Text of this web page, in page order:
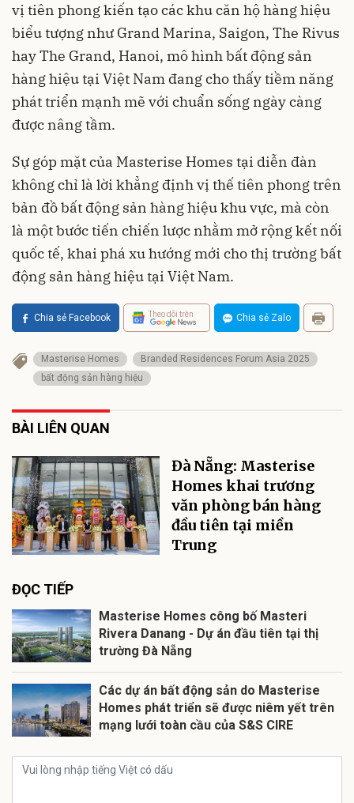
vị tiên phong kiến tạo các khu căn hộ hàng hiệu
biểu tượng như Grand Marina, Saigon, The Rivus
hay The Grand, Hanoi, mô hình bất động sản
hàng hiệu tại Việt Nam đang cho thấy tiềm năng
phát triển mạnh mẽ với chuẩn sống ngày càng
được nâng tầm.
Sự góp mặt của Masterise Homes tại diễn đàn
không chỉ là lời khẳng định vị thế tiên phong trên
bản đồ bất động sản hàng hiệu khu vực, mà còn
là một bước tiến chiến lược nhằm mở rộng kết nối
quốc tế, khai phá xu hướng mới cho thị trường bất
động sản hàng hiệu tại Việt Nam.
Chia sẻ Facebook Theo dõi trên Chia sẻ Zalo
Masterise Homes
Branded Residences Forum Asia 2025
bất động sản hàng hiệu
BÀI LIÊN QUAN
Đà Nẵng: Masterise
Homes khai trương
văn phòng bán hàng
đầu tiên tại miền
Trung
ĐỌC TIẾP
Masterise Homes công bố Masteri
Rivera Danang - Dự án đầu tiên tại thị
trường Đà Nẵng
Các dự án bất động sản do Masterise
Homes phát triển sẽ được niêm yết trên
mạng lưới toàn cầu của S&S CIRE